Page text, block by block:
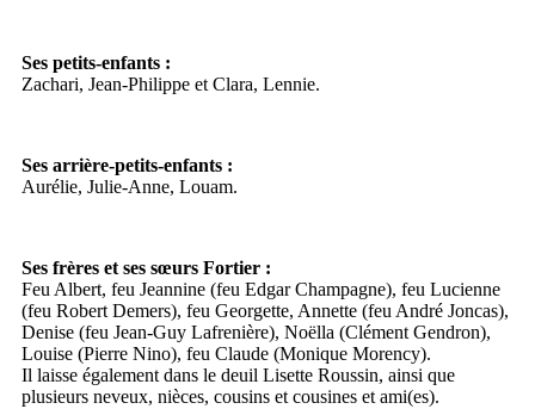
Ses petits-enfants :
Zachari, Jean-Philippe et Clara, Lennie.
Ses arrière-petits-enfants :
Aurélie, Julie-Anne, Louam.
Ses frères et ses sœurs Fortier :
Feu Albert, feu Jeannine (feu Edgar Champagne), feu Lucienne
(feu Robert Demers), feu Georgette, Annette (feu André Joncas),
Denise (feu Jean-Guy Lafrenière), Noëlla (Clément Gendron),
Louise (Pierre Nino), feu Claude (Monique Morency).
Il laisse également dans le deuil Lisette Roussin, ainsi que
plusieurs neveux, nièces, cousins et cousines et ami(es).